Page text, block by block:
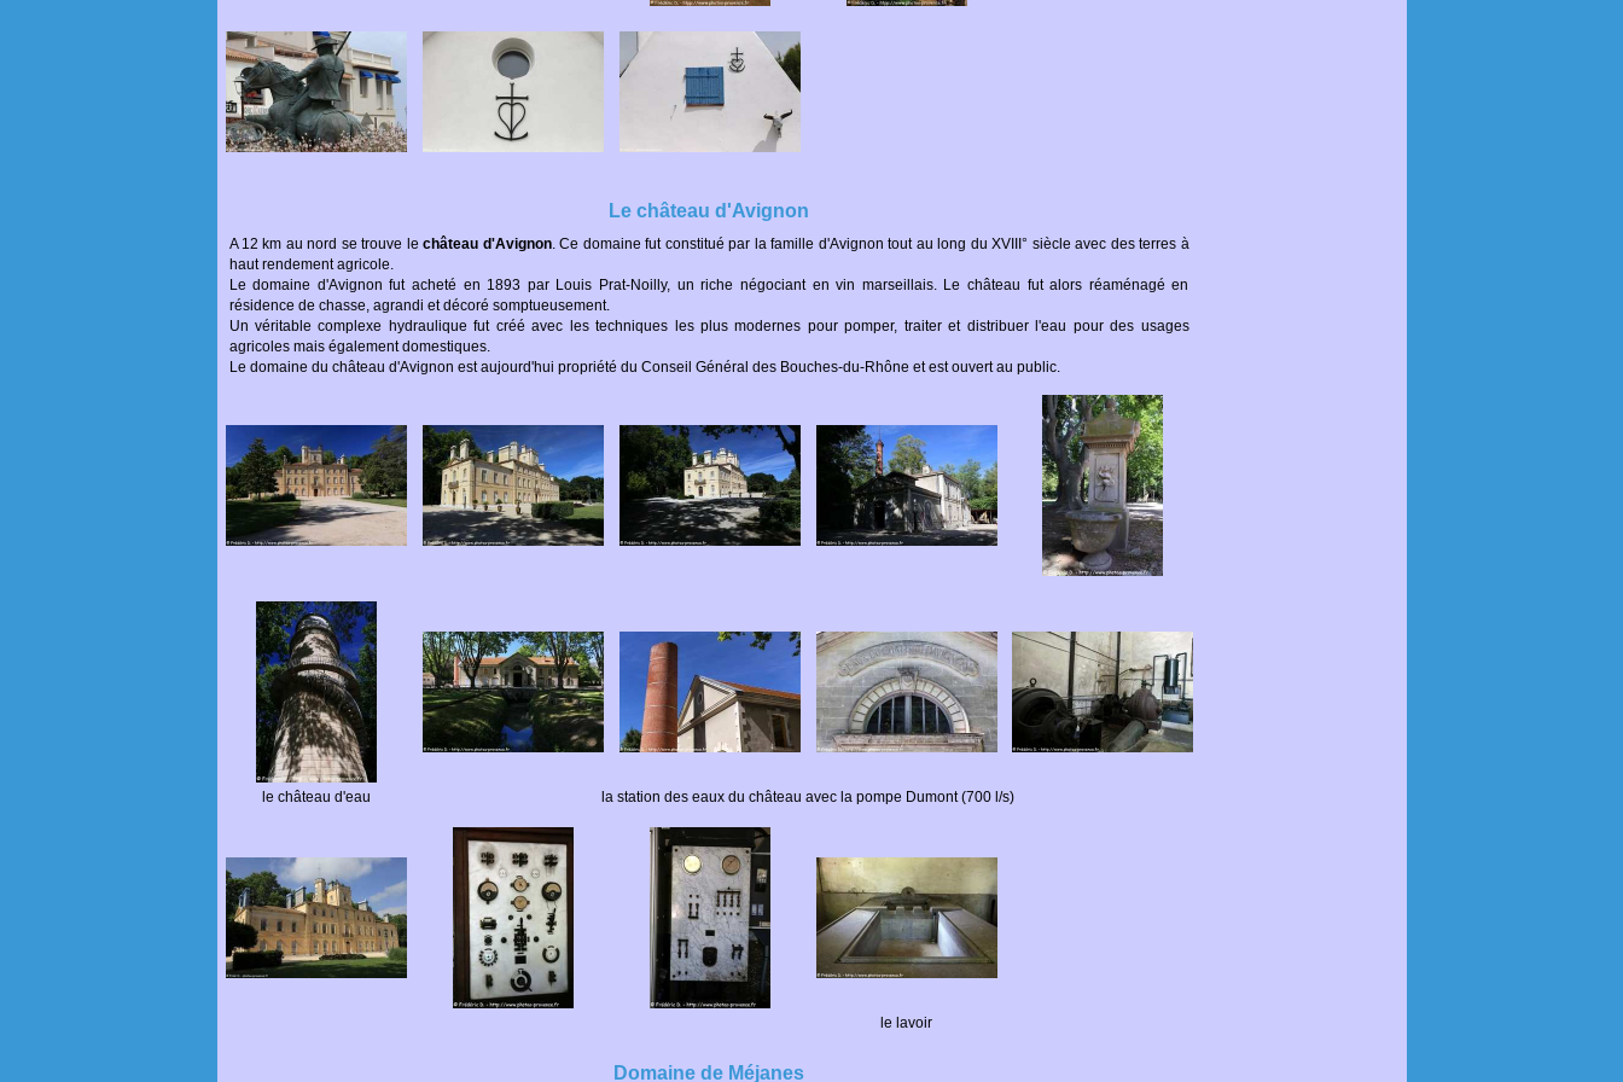
Le château d'Avignon
A 12 km au nord se trouve lechâteau d'Avignon. Ce domaine fut constitué par la famille d'Avignon tout au long du XVIII° siècle avec des terres à
haut rendement agricole.
Le domaine d'Avignon fut acheté en 1893 par Louis Prat-Noilly, un riche négociant en vin marseillais. Le château fut alors réaménagé en
résidence de chasse, agrandi et décoré somptueusement.
Un véritable complexe hydraulique fut créé avec les techniques les plus modernes pour pomper, traiter et distribuer l'eau pour des usages
agricoles mais également domestiques.
Le domaine du château d'Avignon est aujourd'hui propriété du Conseil Général des Bouches-du-Rhône et est ouvert au public.
le château d'eau la station des eaux du château avec la pompe Dumont (700 l/s)
le lavoir
Domaine de Méjanes